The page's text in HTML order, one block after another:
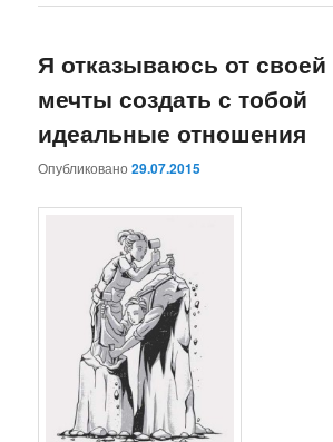
Я отказываюсь от своей
мечты создать с тобой
идеальные отношения
Опубликовано29.07.2015